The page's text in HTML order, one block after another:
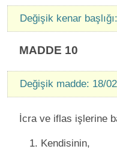
Değişik kenar
MADDE 10
Değişik madde: 18/
İcra ve iflas işlerine
1. Kendisinin,